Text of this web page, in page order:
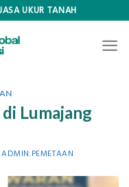
UKUR TANAH
Lumajang
ADMIN.PEMETAAN